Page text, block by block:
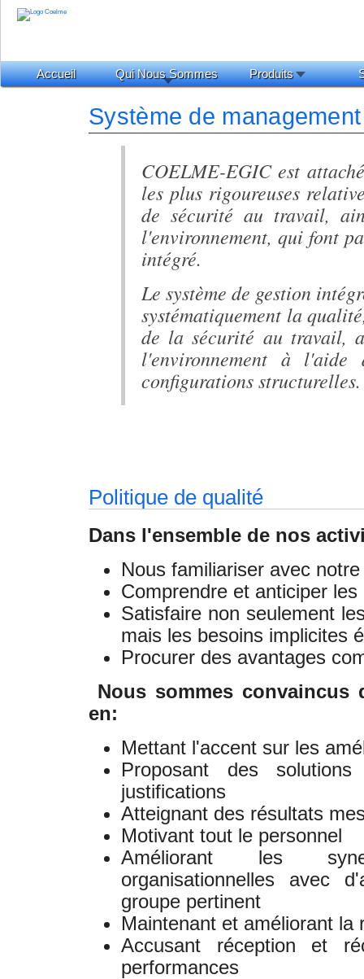
Accueil Qui Nous Sommes Produits
Système de management
COELME-EGIC est
les plus rigoureuses
de sécurité au travail,
l'environnement, qui font
intégré.
Le système de gestion
systématiquement la
de la sécurité au travail,
l'environnement à l'aide
configurations structurelles.
Politique de qualité
Dans l'ensemble de nos
Nous familiariser avec
Comprendre et anticiper
Satisfaire non seulement
mais les besoins implicites
Procurer des avantages
Nous sommes
en:
Mettant l'accent sur les
Proposant des
justifications
Atteignant des résultats
Motivant tout le personnel
Améliorant les
organisationnelles avec
groupe pertinent
Maintenant et améliorant la
Accusant réception et
performances